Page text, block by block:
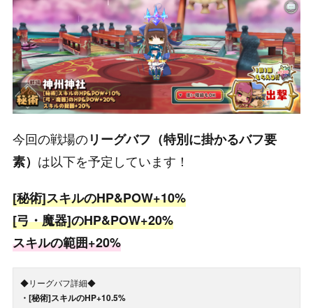
今回の戦場のリーグバフ（特別に掛かるバフ要
素） は以下を予定しています！
[秘術]スキルのHP&POW+10%
[弓・魔器]のHP&POW+20%
スキルの範囲+20%
◆リーグバフ詳細◆
・[秘術]スキルのHP+10.5%